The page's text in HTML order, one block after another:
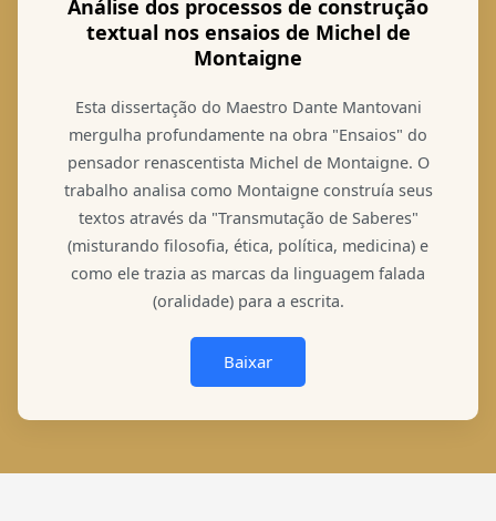
Análise dos processos de construção
textual nos ensaios de Michel de
Montaigne
Esta dissertação do Maestro Dante Mantovani
mergulha profundamente na obra "Ensaios" do
pensador renascentista Michel de Montaigne. O
trabalho analisa como Montaigne construía seus
textos através da "Transmutação de Saberes"
(misturando filosofia, ética, política, medicina) e
como ele trazia as marcas da linguagem falada
(oralidade) para a escrita.
Baixar